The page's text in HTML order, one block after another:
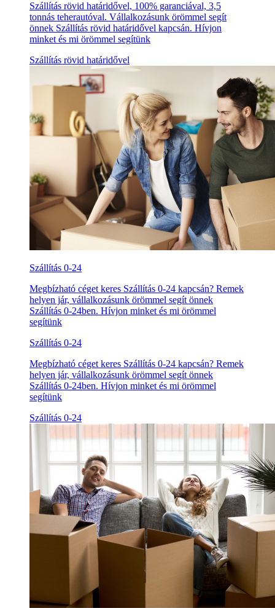
Szállítás rövid határidővel, 100% garanciával, 3,5
tonnás teherautóval. Vállalkozásunk örömmel segít
önnek Szállítás rövid határidővel kapcsán. Hívjon
minket és mi örömmel segítünk
Szállítás rövid határidővel
Szállítás 0-24
Megbízható céget keres Szállítás 0-24 kapcsán? Remek
helyen jár, vállalkozásunk örömmel segít önnek
Szállítás 0-24ben. Hívjon minket és mi örömmel
segítünk
Szállítás 0-24
Megbízható céget keres Szállítás 0-24 kapcsán? Remek
helyen jár, vállalkozásunk örömmel segít önnek
Szállítás 0-24ben. Hívjon minket és mi örömmel
segítünk
Szállítás 0-24